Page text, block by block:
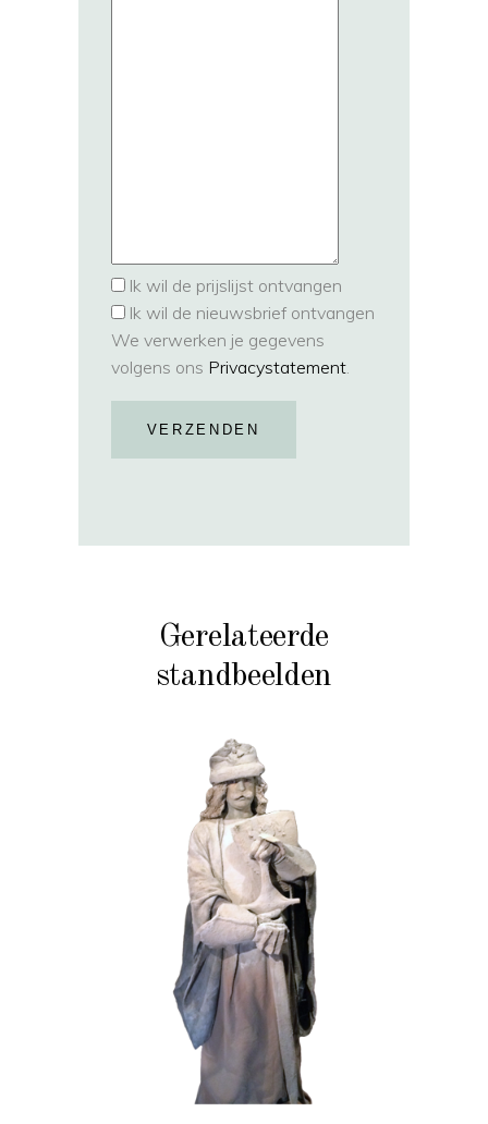
Ik wil de prijslijst ontvangen
Ik wil de nieuwsbrief ontvangen
We verwerken je gegevens
volgens ons Privacystatement.
VERZENDEN
Gerelateerde
standbeelden
HISTORIE STEEN
102 Zandgraaf